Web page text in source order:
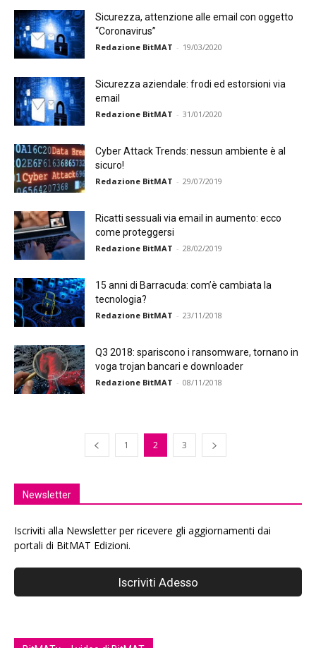
Sicurezza, attenzione alle email con oggetto
“Coronavirus”
Redazione BitMAT - 19/03/2020
Sicurezza aziendale: frodi ed estorsioni via
email
Redazione BitMAT - 31/01/2020
Cyber Attack Trends: nessun ambiente è al
sicuro!
Redazione BitMAT - 29/07/2019
Ricatti sessuali via email in aumento: ecco
come proteggersi
Redazione BitMAT - 28/02/2019
15 anni di Barracuda: com’è cambiata la
tecnologia?
Redazione BitMAT - 23/11/2018
Q3 2018: spariscono i ransomware, tornano in
voga trojan bancari e downloader
Redazione BitMAT - 08/11/2018
1 2 3
Newsletter
Iscriviti alla Newsletter per ricevere gli aggiornamenti dai
portali di BitMAT Edizioni.